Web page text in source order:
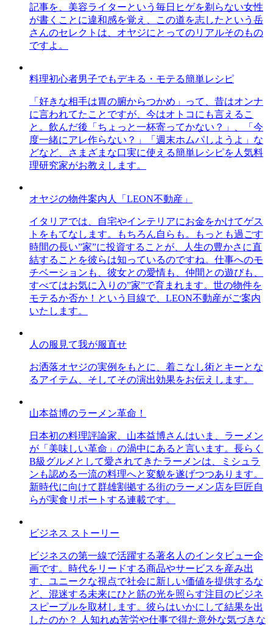
記事を、美容ライターという毎日ヒゲを剃らない女性
が書くことに違和感を覚え、この道を志したという岳
さんのセレクトは、オヤジにとってのリアルそのもの
ですよ。
料理初心者男子でもデキる・モテる簡単レシピ
「好きな相手は胃の腑からつかめ」って、昔はオンナ
に言われてたことですが、今はオトコにも言えるこ
と。飲んだ後「ちょっと一杯寄ってかない？」、「今
度一緒にアレ作らない？」「週末ホムパしようよ」な
どなど、さまざまな口実に使える簡単レシピを人気料
理研究家がお教えします。
オヤジの物件案内人「LEON不動産」
イタリアでは、自宅やインテリアにお金をかけてゲス
トをもてなします。もちろん自らも。もっとも過ごす
時間の長い”家”に投資することが、人生の豊かさに直
結することを彼らは知っているのですね。仕事へのモ
チベーションも、彼女との愛情も、仲間との遊びも、
すべてはお気に入りの”家”で育まれます。世の物件を
モテるか否か！という目線で、LEON不動産がご案内
いたします。
人の服見て我が服直せ
お洒落オヤジの実例をもとに、着こなし術とキーとな
るアイテム、そしてその演出効果をお伝えします。
山本益博のラーメン革命！
日本初の料理評論家、山本益博さんはいま、ラーメン
が「美味しい革命」の渦中にあると言います。長らく
B級グルメとして愛されてきたラーメンは、ミシュラ
ンも認める一流の料理へと変貌を遂げつつあります。
新時代に向けて群雄割拠する街のラーメン店を巨匠自
らが実食リポートする連載です。
ビジネス ストーリー
ビジネスの第一線で活躍する著名人のインタビュー企
画です。時代をリードする商品やサービスを産み出
す、ユニークな視点で社会に新しい価値を提供するな
ど、混迷する未来にひと筋の光を照らす注目のビジネ
スピープルを取材します。彼らはいかにして結果を出
したのか？ 人知れぬ苦労や仕事で得た意外な気づきな